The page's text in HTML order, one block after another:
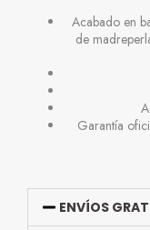
Acabado en
de
Garantía
ENVÍOS